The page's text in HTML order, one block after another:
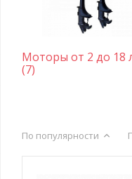
Моторы от 2 до 18
(7)
По популярности